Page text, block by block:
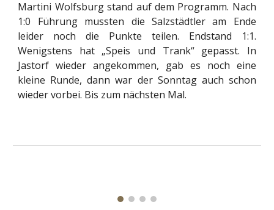
Martini Wolfsburg stand auf dem Programm. Nach
1:0 Führung mussten die Salzstädtler am Ende
leider noch die Punkte teilen. Endstand 1:1.
Wenigstens hat „Speis und Trank“ gepasst. In
Jastorf wieder angekommen, gab es noch eine
kleine Runde, dann war der Sonntag auch schon
wieder vorbei. Bis zum nächsten Mal.